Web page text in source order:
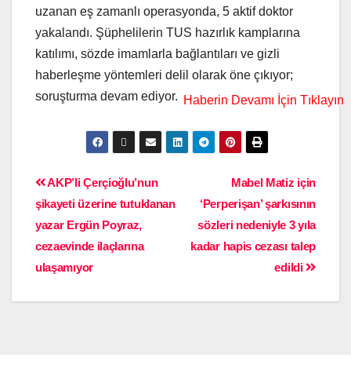
uzanan eş zamanlı operasyonda, 5 aktif doktor
yakalandı. Şüphelilerin TUS hazırlık kamplarına
katılımı, sözde imamlarla bağlantıları ve gizli
haberleşme yöntemleri delil olarak öne çıkıyor;
soruşturma devam ediyor.
Mabel Matiz için
‘Perperişan’ şarkısının
sözleri nedeniyle 3 yıla
kadar hapis cezası talep
edildi
AKP’li Çerçioğlu’nun
şikayeti üzerine tutuklanan
yazar Ergün Poyraz,
cezaevinde ilaçlarına
ulaşamıyor